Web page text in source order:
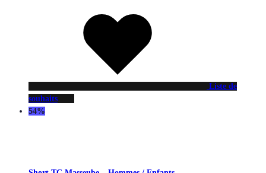
Liste de
souhaits
54%